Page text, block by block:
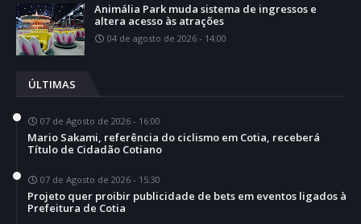
Animália Park muda sistema de ingressos e
altera acesso às atrações
04 de agosto de 2026 - 14:00
ÚLTIMAS
07 de Agosto de 2026 - 16:00
Mario Sakami, referência do ciclismo em Cotia, receberá
Título de Cidadão Cotiano
07 de Agosto de 2026 - 15:30
Projeto quer proibir publicidade de bets em eventos ligados à
Prefeitura de Cotia